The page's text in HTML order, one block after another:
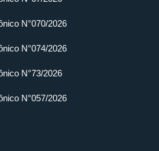
N°070/2026
N°074/2026
N°73/2026
N°057/2026